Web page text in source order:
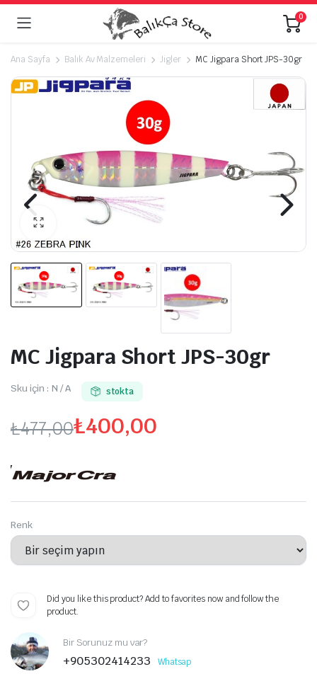
0
Ana Sayfa Balık Av Malzemeleri Jigler MC Jigpara Short JPS-30gr
MC Jigpara Short JPS-30gr
Sku için : N / A stokta
₺477,00
fiyat:
₺477,00.
₺400,00
andaki
fiyat:
₺400,00.
Renk
Did you like this product? Add to favorites now and follow the
product.
Bir Sorunuz mu var?
+905302414233 Whatsap